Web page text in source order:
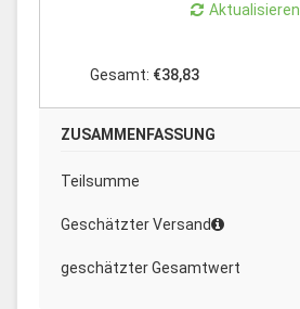
Aktualisieren
Gesamt: €38,83
ZUSAMMENFASSUNG
Teilsumme
Geschätzter Versand
geschätzter Gesamtwert